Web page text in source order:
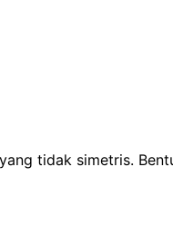
tidak simetris.